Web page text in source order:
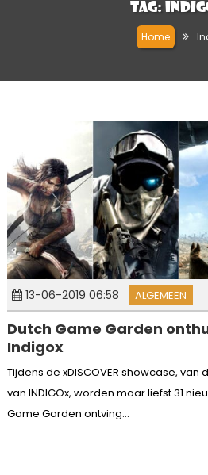
Tag:
Home
13-06-2019 06:58 ALGEMEEN
Dutch Game Garden
Indigox
Tijdens de xDISCOVER showcase,
van INDIGOx, worden maar liefst 31
Game Garden ontving...